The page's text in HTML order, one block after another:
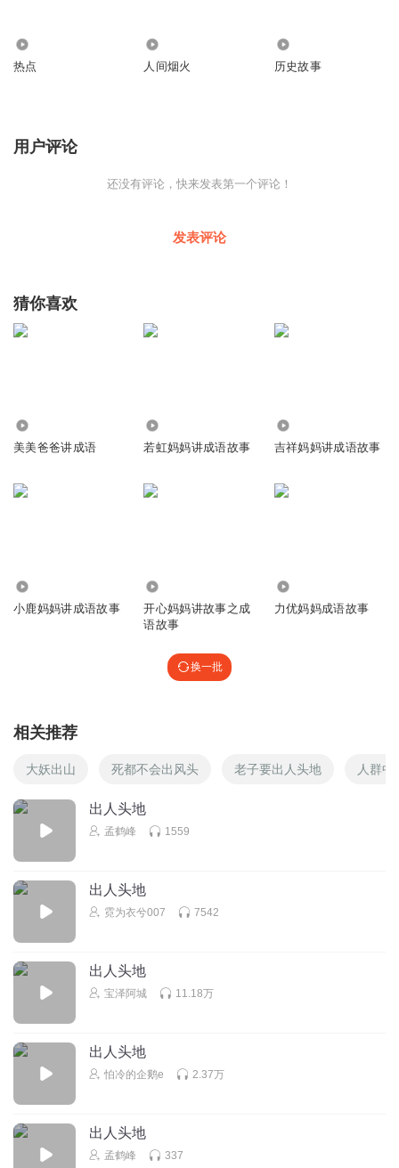
热点 人间烟火 历史故事
用户评论
还没有评论，快来发表第一个评论！
发表评论
猜你喜欢
美美爸爸讲成语 若虹妈妈讲成语故事 吉祥妈妈讲成语故事
小鹿妈妈讲成语故事
开心妈妈讲故事之成
语故事
力优妈妈成语故事
换一批
相关推荐
大妖出山 死都不会出风头 老子要出人头地 人群
出人头地
孟鹤峰 1559
出人头地
霓为衣兮007 7542
出人头地
宝泽阿城 11.18万
出人头地
怕冷的企鹅e 2.37万
出人头地
孟鹤峰 337